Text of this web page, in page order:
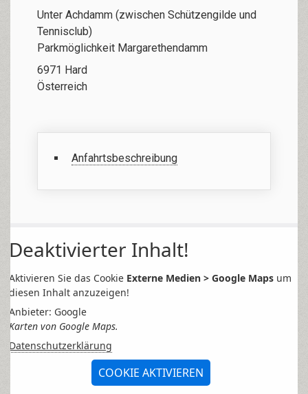
Unter Achdamm (zwischen Schützengilde und
Tennisclub)
Parkmöglichkeit Margarethendamm
6971 Hard
Österreich
Anfahrtsbeschreibung
Deaktivierter Inhalt!
Aktivieren Sie das Cookie Externe Medien > Google Maps um
diesen Inhalt anzuzeigen!
Anbieter: Google
Karten von Google Maps.
Datenschutzerklärung
COOKIE AKTIVIEREN